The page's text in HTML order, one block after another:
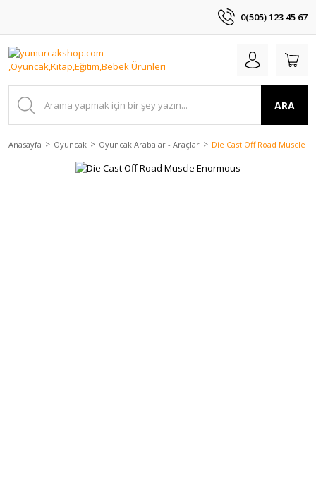
0(505) 123 45 67
ARA
Anasayfa Oyuncak Oyuncak Arabalar - Araçlar Die Cast Off Road Muscle